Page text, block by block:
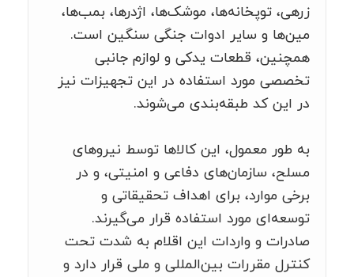
زرهی، توپخانه‌ها، موشک‌ها، اژدرها، بمب‌ها،
مین‌ها و سایر ادوات جنگی سنگین است.
همچنین، قطعات یدکی و لوازم جانبی
تخصصی مورد استفاده در این تجهیزات نیز
در این کد طبقه‌بندی می‌شوند.
به طور معمول، این کالاها توسط نیروهای
مسلح، سازمان‌های دفاعی و امنیتی، و در
برخی موارد، برای اهداف تحقیقاتی و
توسعه‌ای مورد استفاده قرار می‌گیرند.
صادرات و واردات این اقلام به شدت تحت
کنترل مقررات بین‌المللی و ملی قرار دارد و